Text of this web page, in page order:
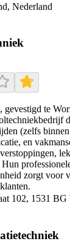
Nederland
te
(zelfs
en
zorgt voor
102, 1531 BG